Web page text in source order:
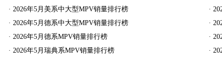
· 2026年5月美系中大型MPV销量排行榜 ·
· 2026年5月德系中大型MPV销量排行榜 ·
· 2026年5月德系MPV销量排行榜 ·
· 2026年5月瑞典系MPV销量排行榜 ·